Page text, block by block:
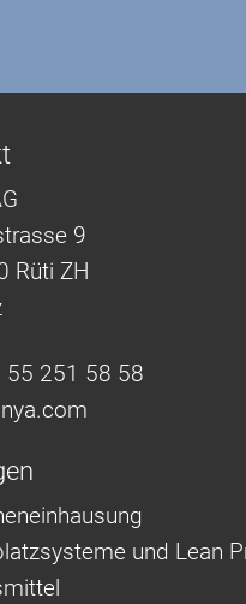
9
Rüti ZH
55 251 58 58
und Lean